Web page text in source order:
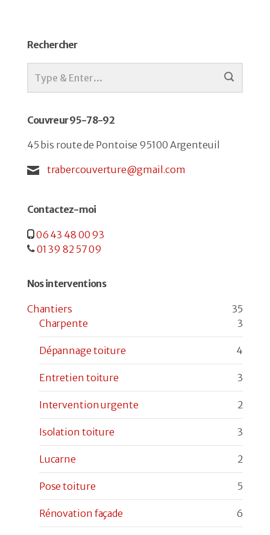
Rechercher
Couvreur 95-78-92
45 bis route de Pontoise 95100 Argenteuil
trabercouverture@gmail.com
Contactez-moi
06 43 48 00 93
01 39 82 57 09
Nos interventions
Chantiers
35
Charpente
3
Dépannage toiture 4
Entretien toiture 3
Intervention urgente 2
Isolation toiture 3
Lucarne 2
Pose toiture 5
Rénovation façade 6